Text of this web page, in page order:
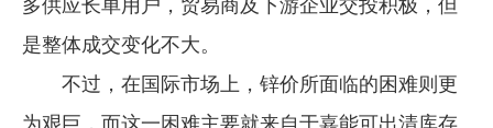
多供应长单用户，贸易商及下游企业交投积极，但
是整体成交变化不大。
不过，在国际市场上，锌价所面临的困难则更
为艰巨，而这一困难主要就来自于嘉能可出清库存